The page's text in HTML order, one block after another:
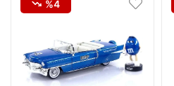
%4